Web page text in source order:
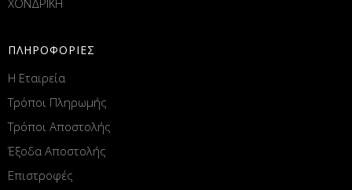
ΠΛΗΡΟΦΟΡΙΕΣ
Η Εταιρεία
Τρόποι Πληρωμής
Τρόποι Αποστολής
Έξοδα Αποστολής
Επιστροφές